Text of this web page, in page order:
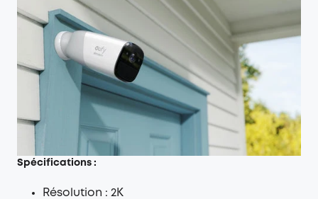
Spécifications :
Résolution : 2K